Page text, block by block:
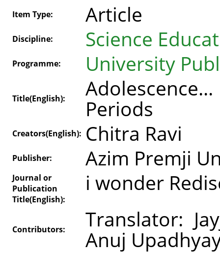
Item Type: Article
Discipline: Science
Programme: University
Title(English): Periods
Creators(English): Chitra Ravi
Publisher: Azim Premji
Journal or
Publication
Title(English):
i wonder
Contributors: Translator:
Anuj